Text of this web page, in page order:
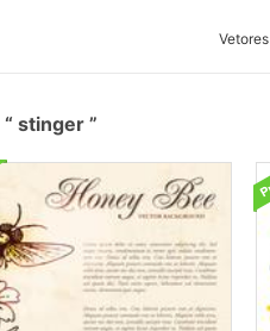
Vetores
stinger